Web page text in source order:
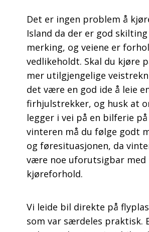
Det er ingen problem å
Island da der er god
merking, og veiene er
vedlikeholdt. Skal du kjøre
mer utilgjengelige
det være en god ide å leie
firhjulstrekker, og husk at
legger i vei på en bilferie
vinteren må du følge godt
og føresituasjonen, da
være noe uforutsigbar med
kjøreforhold.
Vi leide bil direkte på
som var særdeles praktisk.